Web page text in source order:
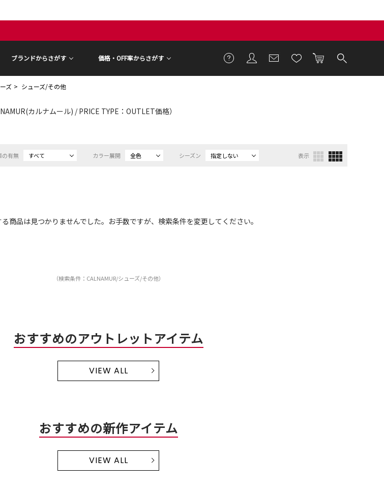
ブランドからさがす 価格・OFF率からさがす
ズ シューズ/その他
カルナムール) / PRICE TYPE：OUTLET価格）
の有無 すべて カラー展開 全色 シーズン 指定しない 表示
商品は見つかりませんでした。お手数ですが、検索条件を変更してください。
（検索条件：CALNAMUR/シューズ/その他）
おすすめのアウトレットアイテム
VIEW ALL
おすすめの新作アイテム
VIEW ALL